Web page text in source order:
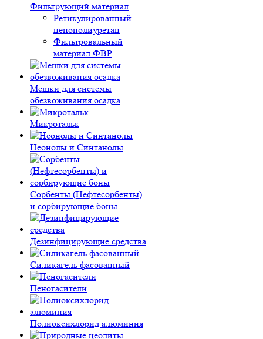
Фильтрующий материал
Ретикулированный
пенополиуретан
Фильтровальный
материал ФВР
Мешки для системы
обезвоживания осадка
Микротальк
Неонолы и Синтанолы
Сорбенты (Нефтесорбенты)
и сорбирующие боны
Дезинфицирующие средства
Силикагель фасованный
Пеногасители
Полиокси­хлорид алюминия